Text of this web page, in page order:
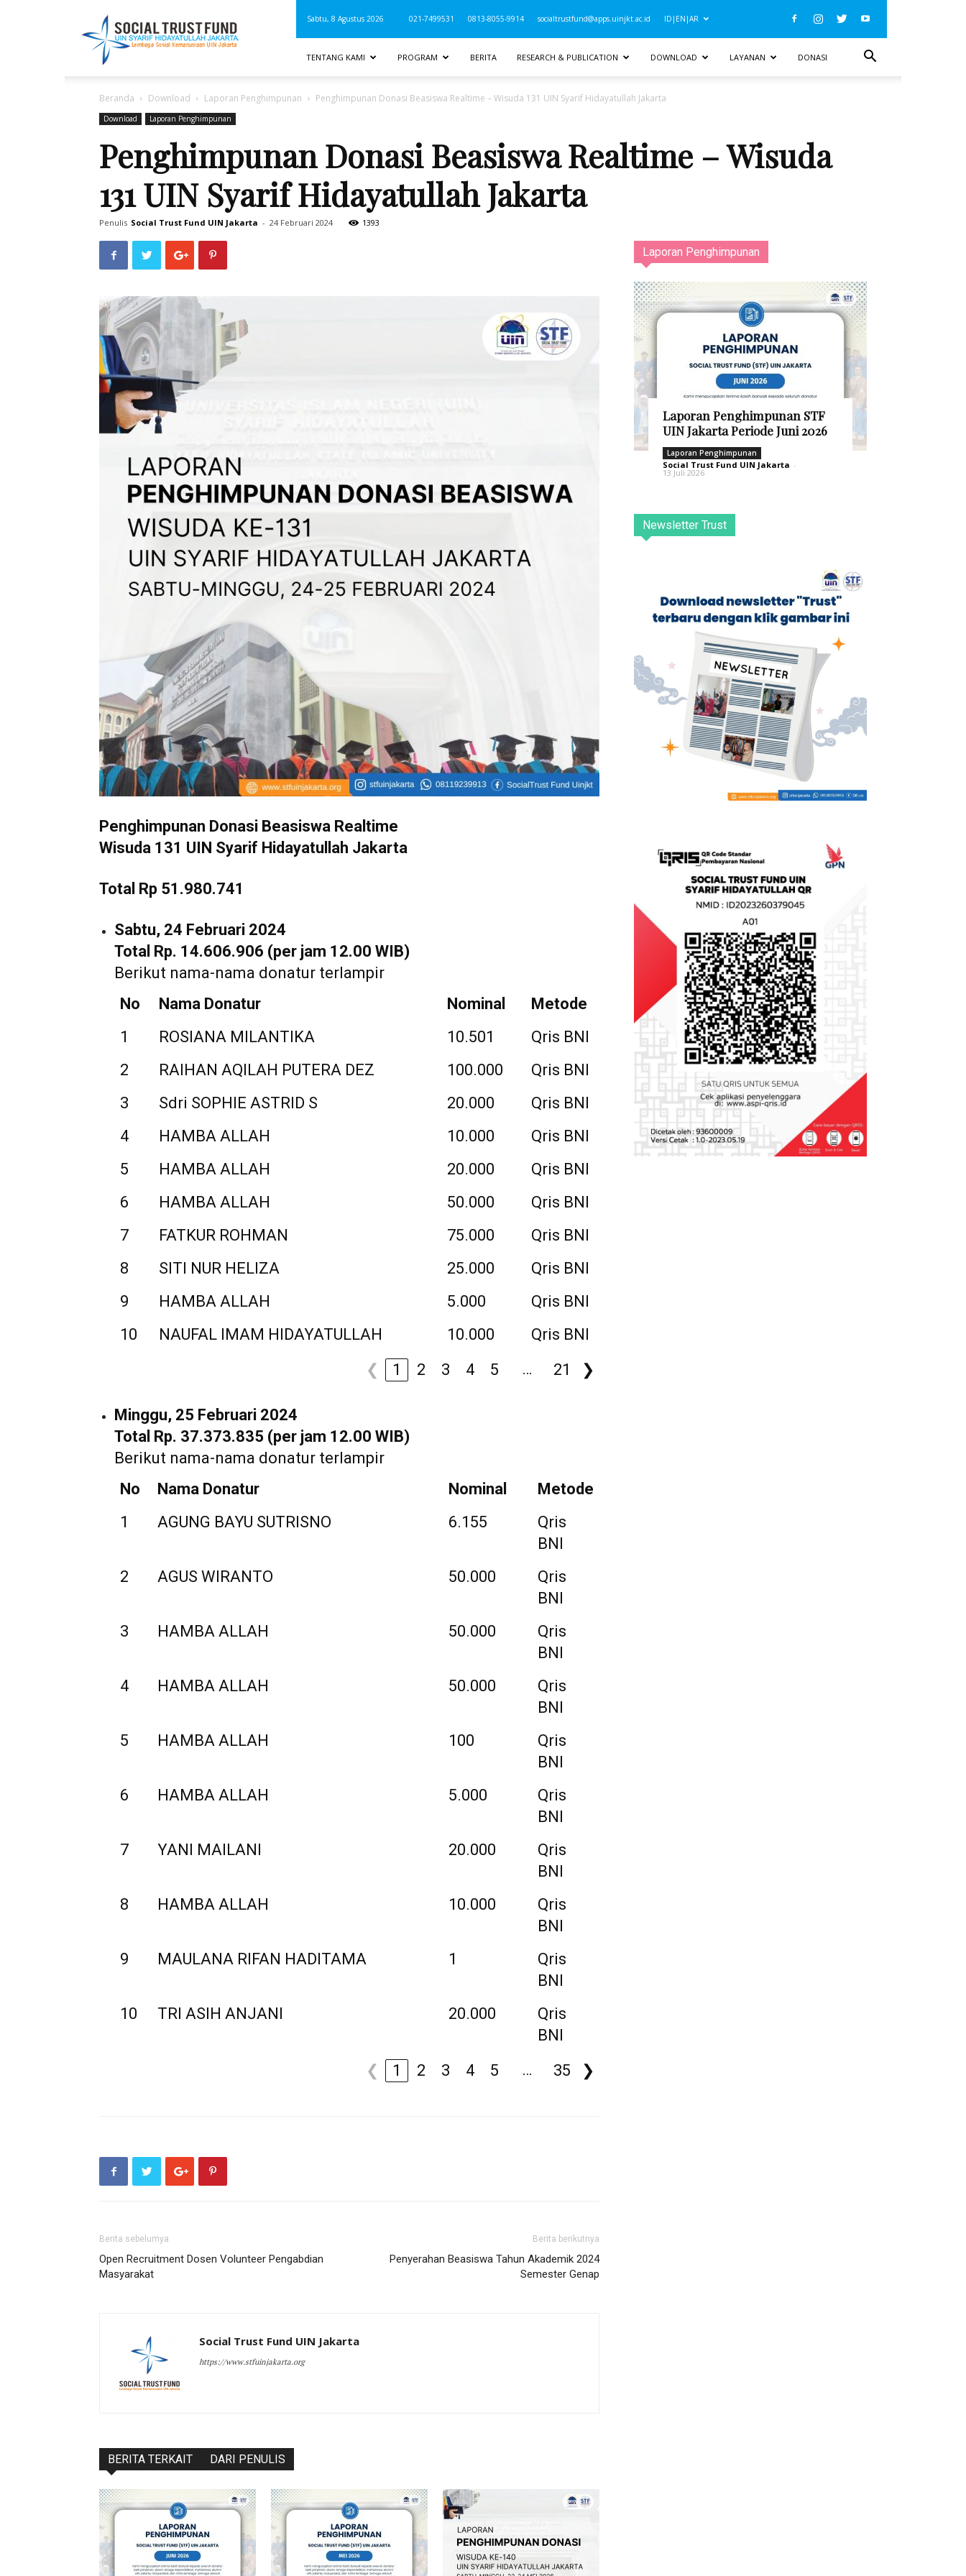
Jakarta
Sabtu, 8 Agustus 2026 021-7499531 0813-8055-9914 socialtrustfund@apps.uinjkt.ac.id ID|EN|AR
TENTANG KAMI PROGRAM BERITA RESEARCH & PUBLICATION DOWNLOAD LAYANAN DONASI
Beranda Download Laporan Penghimpunan Penghimpunan Donasi Beasiswa Realtime – Wisuda 131 UIN Syarif Hidayatullah Jakarta
Download Laporan Penghimpunan
Penghimpunan Donasi Beasiswa Realtime – Wisuda
131 UIN Syarif Hidayatullah Jakarta
Penulis Social Trust Fund UIN Jakarta - 24 Februari 2024 1393
Penghimpunan Donasi Beasiswa Realtime
Wisuda 131 UIN Syarif Hidayatullah Jakarta
Total Rp 51.980.741
Sabtu, 24 Februari 2024
Total Rp. 14.606.906 (per jam 12.00 WIB)
Berikut nama-nama donatur terlampir
No
Nama Donatur Nominal
Metode
1
ROSIANA MILANTIKA 10.501
Qris BNI
2
RAIHAN AQILAH PUTERA DEZ 100.000
Qris BNI
3
Sdri SOPHIE ASTRID S 20.000
Qris BNI
4
HAMBA ALLAH 10.000
Qris BNI
5
HAMBA ALLAH 20.000
Qris BNI
6
HAMBA ALLAH 50.000
Qris BNI
7
FATKUR ROHMAN 75.000
Qris BNI
8
SITI NUR HELIZA 25.000
Qris BNI
9
HAMBA ALLAH 5.000
Qris BNI
10
NAUFAL IMAM HIDAYATULLAH 10.000
Qris BNI
❮
1 2 3 4 5 … 21 ❯
Minggu, 25 Februari 2024
Total Rp. 37.373.835 (per jam 12.00 WIB)
Berikut nama-nama donatur terlampir
No
Nama Donatur Nominal
Metode
1
AGUNG BAYU SUTRISNO 6.155
Qris
BNI
2
AGUS WIRANTO 50.000
Qris
BNI
3
HAMBA ALLAH 50.000
Qris
BNI
4
HAMBA ALLAH 50.000
Qris
BNI
5
HAMBA ALLAH 100
Qris
BNI
6
HAMBA ALLAH 5.000
Qris
BNI
7
YANI MAILANI 20.000
Qris
BNI
8
HAMBA ALLAH 10.000
Qris
BNI
9
MAULANA RIFAN HADITAMA 1
Qris
BNI
10
TRI ASIH ANJANI 20.000
Qris
BNI
❮
1 2 3 4 5 … 35 ❯
Berita sebelumya
Open Recruitment Dosen Volunteer Pengabdian
Masyarakat
Berita berikutnya
Penyerahan Beasiswa Tahun Akademik 2024
Semester Genap
Social Trust Fund UIN Jakarta
https://www.stfuinjakarta.org
BERITA TERKAIT DARI PENULIS
Laporan Penghimpunan
Laporan Penghimpunan STF
UIN Jakarta Periode Juni 2026
Laporan Penghimpunan
Social Trust Fund UIN Jakarta -
13 Juli 2026
Newsletter Trust